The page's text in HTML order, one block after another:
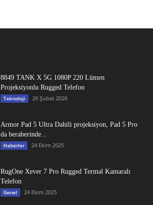
8849 TANK X 5G 1080P 220 Lümen
Projeksiyonlu Rugged Telefon
Teknoloji 26 Şubat 2026
Armor Pad 5 Ultra Dahili projeksiyon, Pad 5 Pro
da beraberinde...
Haberler 24 Ekim 2025
RugOne Xever 7 Pro Rugged Termal Kamaralı
Telefon
Genel 24 Ekim 2025